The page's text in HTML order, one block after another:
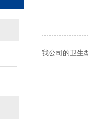
我公司的卫生